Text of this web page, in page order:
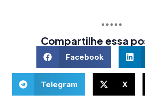
Compartilhe essa
Facebook
Telegram X